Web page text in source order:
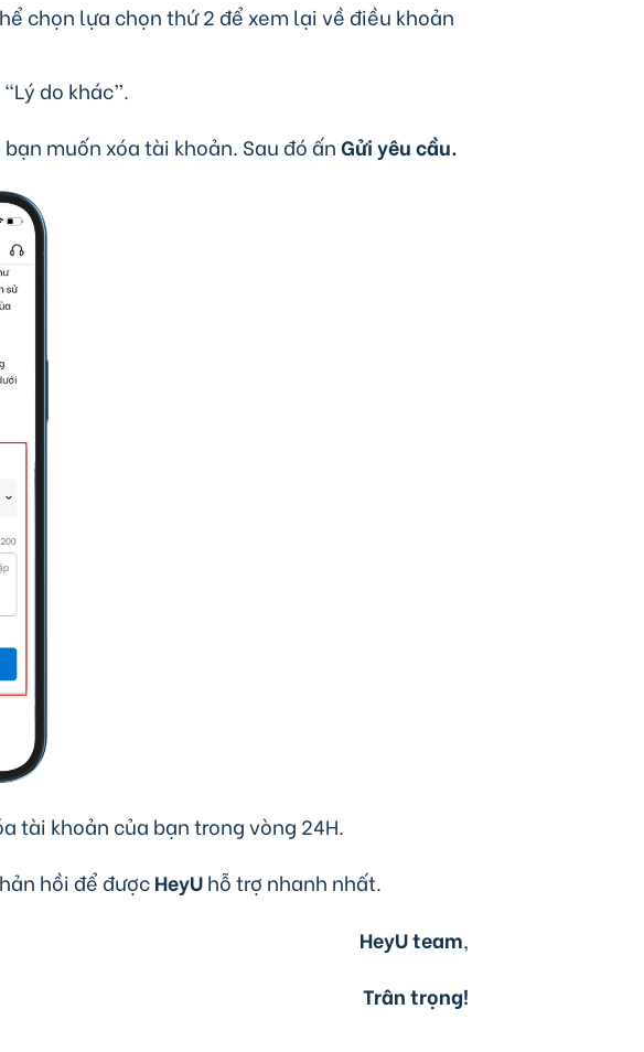
chọn lựa chọn thứ 2 để xem lại về điều khoản
do khác”.
muốn xóa tài khoản. Sau đó ấnGửi yêu cầu.
tài khoản của bạn trong vòng 24H.
hồi để đượcHeyUhỗ trợ nhanh nhất.
HeyU team,
Trân trọng!